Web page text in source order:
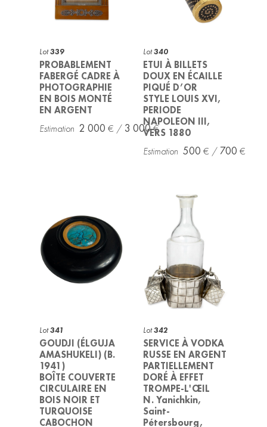
Lot339
PROBABLEMENT
FABERGÉ CADRE À
PHOTOGRAPHIE
EN BOIS MONTÉ
EN ARGENT
2 000 3 000
Lot340
ETUI À BILLETS
DOUX EN ÉCAILLE
PIQUÉ D’OR
STYLE LOUIS XVI,
PERIODE
NAPOLEON III,
VERS 1880
500 700
Lot341
GOUDJI (ÉLGUJA
AMASHUKELI) (B.
1941)
BOÎTE COUVERTE
CIRCULAIRE EN
BOIS NOIR ET
TURQUOISE
CABOCHON
Lot342
SERVICE À VODKA
RUSSE EN ARGENT
PARTIELLEMENT
DORÉ À EFFET
TROMPE-L'ŒIL
N. Yanichkin,
Saint-
Pétersbourg,